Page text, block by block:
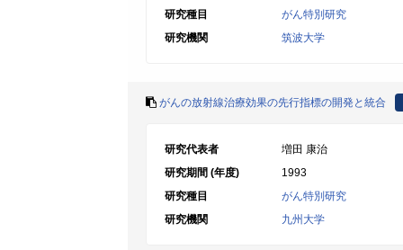
研究種目
がん特別研究
研究機関
筑波大学
がんの放射線治療効果の先行指標の開発と統合
研究代表者
増田 康治
研究期間 (年度)
1993
研究種目
がん特別研究
研究機関
九州大学